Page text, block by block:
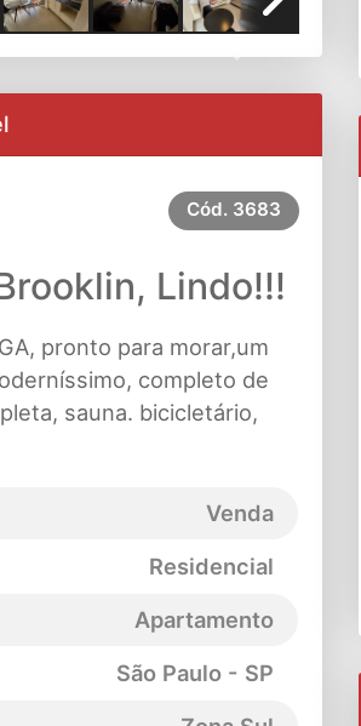
Cód. 3683
Lindo!!!
pronto para morar,um
completo de
sauna. bicicletário,
Venda
Residencial
Apartamento
São Paulo - SP